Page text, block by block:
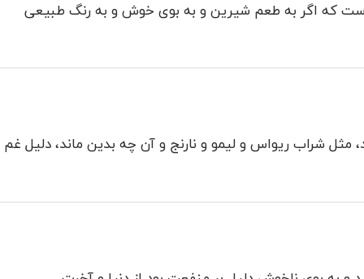
که اگر به طعم شیرین و به بوی خوش و به رنگ طبیعی
شراب ریواس و لیمو و نارنج و آن چه بدین ماند، دلیل غم